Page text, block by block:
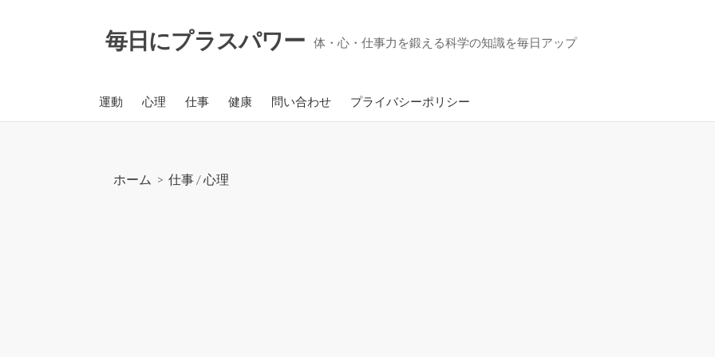
毎日にプラスパワー 体・心・仕事力を鍛える科学の知識を毎日アップ
運動 心理 仕事 健康 問い合わせ プライバシーポリシー
ホーム > 仕事 /心理